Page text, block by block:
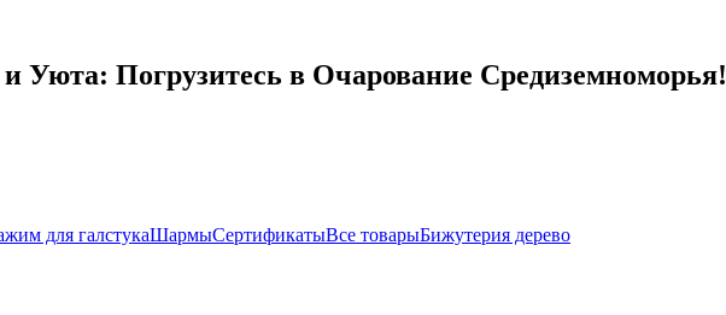
Погрузитесь в Очарование Средиземноморья!
для галстукаШармыСертификатыВсе товарыБижутерия дерево